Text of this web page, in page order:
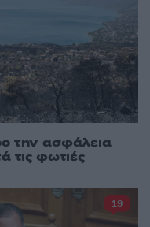
την ασφάλεια
τις φωτιές
19